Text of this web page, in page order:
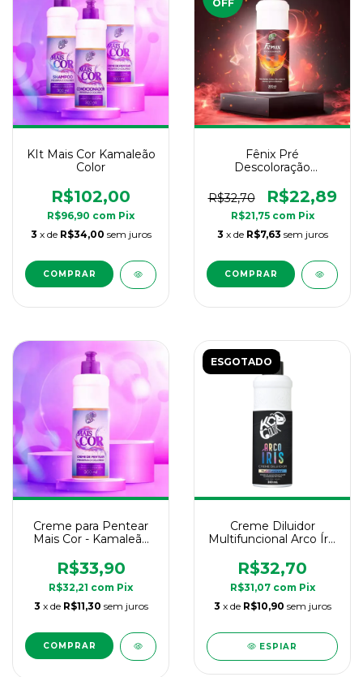
KIt Mais Cor Kamaleão
Color
R$102,00
R$96,90 com Pix
3 x de R$34,00 sem juros
OFF
Fênix Pré
Descoloração
300ml
R$32,70 R$22,89
R$21,75 com Pix
3 x de R$7,63 sem juros
Creme para Pentear
Mais Cor - Kamaleão
R$33,90
R$32,21 com Pix
3 x de R$11,30 sem juros
ESGOTADO
Creme Diluidor
Multifuncional Arco Íris
300ml
R$32,70
R$31,07 com Pix
3 x de R$10,90 sem juros
ESPIAR